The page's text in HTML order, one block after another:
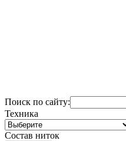
Поиск по сайту:
Техника
Состав ниток